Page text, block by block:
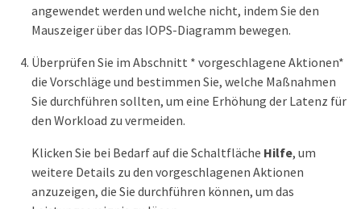
angewendet werden und welche nicht, indem Sie den
Mauszeiger über das IOPS-Diagramm bewegen.
Überprüfen Sie im Abschnitt * vorgeschlagene Aktionen*
die Vorschläge und bestimmen Sie, welche Maßnahmen
Sie durchführen sollten, um eine Erhöhung der Latenz für
den Workload zu vermeiden.
Klicken Sie bei Bedarf auf die Schaltfläche Hilfe, um
weitere Details zu den vorgeschlagenen Aktionen
anzuzeigen, die Sie durchführen können, um das